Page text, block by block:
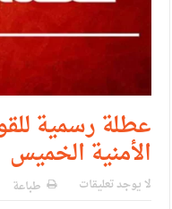
عطلة رسمية
الأمنية الخميس
لا يوجد تعليقات طباعة